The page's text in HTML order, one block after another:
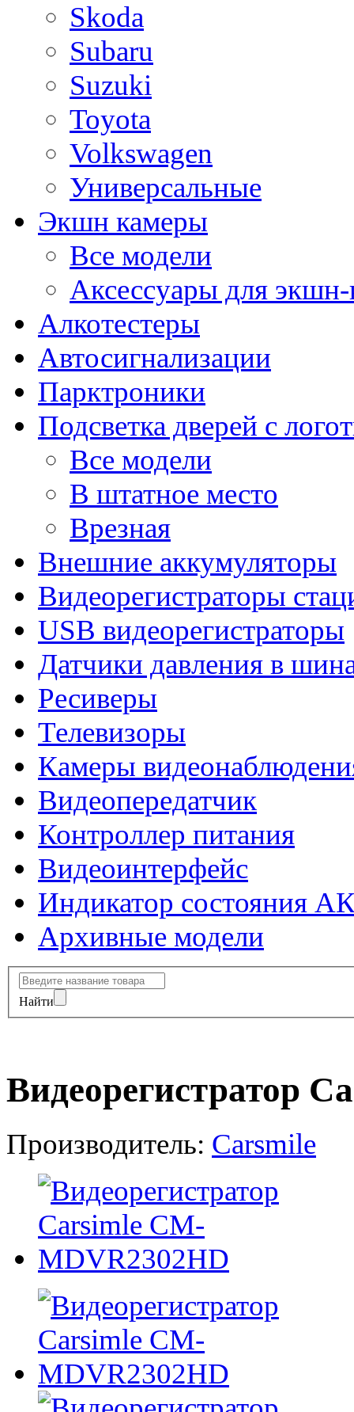
Skoda
Subaru
Suzuki
Toyota
Volkswagen
Универсальные
Экшн камеры
Все модели
Аксессуары для
Алкотестеры
Автосигнализации
Парктроники
Подсветка дверей с
Все модели
В штатное место
Врезная
Внешние аккумуляторы
Видеорегистраторы
USB видеорегистраторы
Датчики давления в
Ресиверы
Телевизоры
Камеры
Видеопередатчик
Контроллер питания
Видеоинтерфейс
Индикатор состояния
Архивные модели
Найти
Видеорегистратор
Производитель: Carsmile